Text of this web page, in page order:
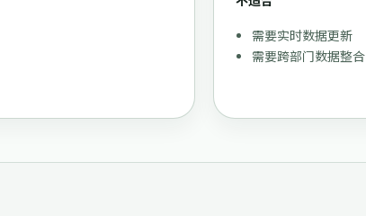
需要实时数据更新
需要跨部门数据整合